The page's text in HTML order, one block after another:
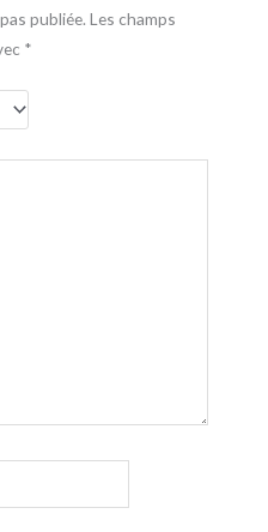
publiée. Les champs
*